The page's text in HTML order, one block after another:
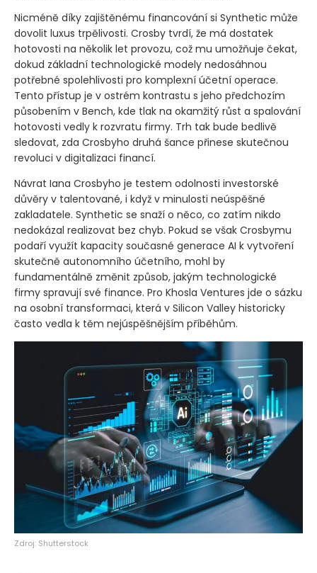
Nicméně díky zajištěnému financování si Synthetic může
dovolit luxus trpělivosti. Crosby tvrdí, že má dostatek
hotovosti na několik let provozu, což mu umožňuje čekat,
dokud základní technologické modely nedosáhnou
potřebné spolehlivosti pro komplexní účetní operace.
Tento přístup je v ostrém kontrastu s jeho předchozím
působením v Bench, kde tlak na okamžitý růst a spalování
hotovosti vedly k rozvratu firmy. Trh tak bude bedlivě
sledovat, zda Crosbyho druhá šance přinese skutečnou
revoluci v digitalizaci financí.
Návrat Iana Crosbyho je testem odolnosti investorské
důvěry v talentované, i když v minulosti neúspěšné
zakladatele. Synthetic se snaží o něco, co zatím nikdo
nedokázal realizovat bez chyb. Pokud se však Crosbymu
podaří využít kapacity současné generace AI k vytvoření
skutečně autonomního účetního, mohl by
fundamentálně změnit způsob, jakým technologické
firmy spravují své finance. Pro Khosla Ventures jde o sázku
na osobní transformaci, která v Silicon Valley historicky
často vedla k těm nejúspěšnějším příběhům.
Zdroj: Shutterstock